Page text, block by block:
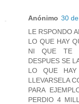
Anónimo 30
LE RSPONDO
LO QUE HAY
NI QUE TE
DESPUES SE
LO QUE
LLEVARSELA
PARA
PERDIO 4